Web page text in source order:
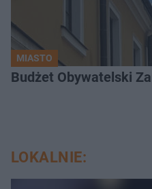
MIASTO
LOKALNIE: